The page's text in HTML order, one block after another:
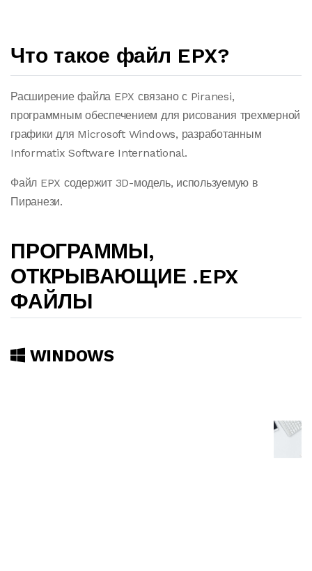
Что такое файл EPX?
Расширение файла EPX связано с Piranesi,
программным обеспечением для рисования трехмерной
графики для Microsoft Windows, разработанным
Informatix Software International.
Файл EPX содержит 3D-модель, используемую в
Пиранези.
ПРОГРАММЫ,
ОТКРЫВАЮЩИЕ .EPX
ФАЙЛЫ
WINDOWS